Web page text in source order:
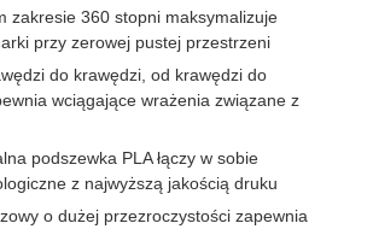
zakresie 360 ​​stopni maksymalizuje
przy zerowej pustej przestrzeni
do krawędzi, od krawędzi do
wciągające wrażenia związane z
podszewka PLA łączy w sobie
z najwyższą jakością druku
o dużej przezroczystości zapewnia